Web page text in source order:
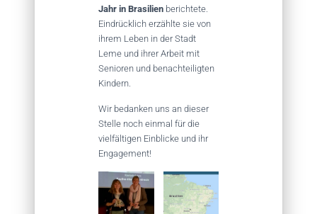
Jahr in Brasilien berichtete.
Eindrücklich erzählte sie von
ihrem Leben in der Stadt
Leme und ihrer Arbeit mit
Senioren und benachteiligten
Kindern.
Wir bedanken uns an dieser
Stelle noch einmal für die
vielfältigen Einblicke und ihr
Engagement!